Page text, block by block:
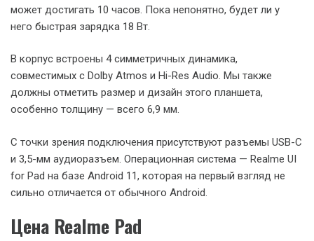
может достигать 10 часов. Пока непонятно, будет ли у
него быстрая зарядка 18 Вт.
В корпус встроены 4 симметричных динамика,
совместимых с Dolby Atmos и Hi-Res Audio. Мы также
должны отметить размер и дизайн этого планшета,
особенно толщину — всего 6,9 мм.
С точки зрения подключения присутствуют разъемы USB-C
и 3,5-мм аудиоразъем. Операционная система — Realme UI
for Pad на базе Android 11, которая на первый взгляд не
сильно отличается от обычного Android.
Цена Realme Pad